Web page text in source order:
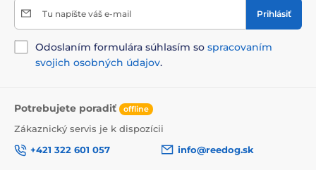
Tu napíšte váš e-mail Prihlásiť
Odoslaním formulára súhlasím so spracovaním
svojich osobných údajov.
Potrebujete poradiť offline
Zákaznický servis je k dispozícii
+421 322 601 057
info@reedog.sk